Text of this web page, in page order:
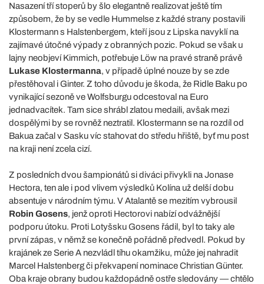
Nasazení tří stoperů by šlo elegantně realizovat ještě tím
způsobem, že by se vedle Hummelse z každé strany postavili
Klostermann s Halstenbergem, kteří jsou z Lipska navyklí na
zajímavé útočné výpady z obranných pozic. Pokud se však u
lajny neobjeví Kimmich, potřebuje Löw na pravé straně právě
Lukase Klostermanna, v případě úplné nouze by se zde
přestěhoval i Ginter. Z toho důvodu je škoda, že Ridle Baku po
vynikající sezoně ve Wolfsburgu odcestoval na Euro
jednadvacítek. Tam sice shrábl zlatou medaili, avšak mezi
dospělými by se rovněž neztratil. Klostermann se na rozdíl od
Bakua začal v Sasku víc stahovat do středu hřiště, byť mu post
na kraji není zcela cizí.
Z posledních dvou šampionátů si diváci přivykli na Jonase
Hectora, ten ale i pod vlivem výsledků Kolína už delší dobu
absentuje v národním týmu. V Atalantě se mezitím vybrousil
Robin Gosens, jenž oproti Hectorovi nabízí odvážnější
podporu útoku. Proti Lotyšsku Gosens řádil, byl to taky ale
první zápas, v němž se konečně pořádně předvedl. Pokud by
krajánek ze Serie A nezvládl tíhu okamžiku, může jej nahradit
Marcel Halstenberg či překvapení nominace Christian Günter.
Oba kraje obrany budou každopádně ostře sledovány — chtělo